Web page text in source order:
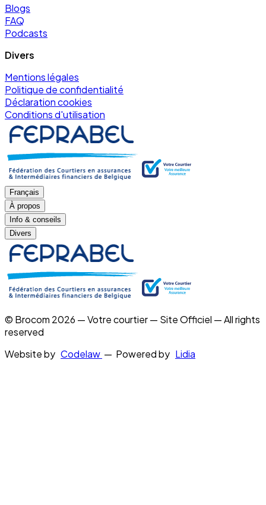
Blogs
FAQ
Podcasts
Divers
Mentions légales
Politique de confidentialité
Déclaration cookies
Conditions d'utilisation
Français
À propos
Info & conseils
Divers
© Brocom 2026 — Votre courtier — Site Officiel — All rights
reserved
Website by Codelaw — Powered by Lidia